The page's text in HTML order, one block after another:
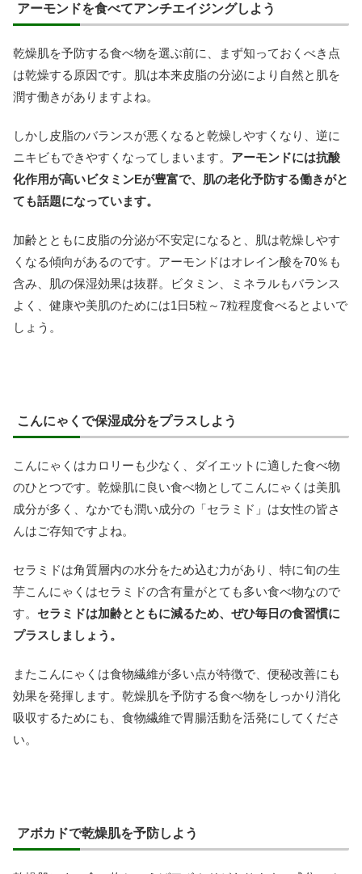
アーモンドを食べてアンチエイジングしよう
乾燥肌を予防する食べ物を選ぶ前に、まず知っておくべき点
は乾燥する原因です。肌は本来皮脂の分泌により自然と肌を
潤す働きがありますよね。
しかし皮脂のバランスが悪くなると乾燥しやすくなり、逆に
ニキビもできやすくなってしまいます。 アーモンドには抗酸
化作用が高いビタミンEが豊富で、肌の老化予防する働きがと
ても話題になっています。
加齢とともに皮脂の分泌が不安定になると、肌は乾燥しやす
くなる傾向があるのです。アーモンドはオレイン酸を70％も
含み、肌の保湿効果は抜群。ビタミン、ミネラルもバランス
よく、健康や美肌のためには1日5粒～7粒程度食べるとよいで
しょう。
こんにゃくで保湿成分をプラスしよう
こんにゃくはカロリーも少なく、ダイエットに適した食べ物
のひとつです。乾燥肌に良い食べ物としてこんにゃくは美肌
成分が多く、なかでも潤い成分の「セラミド」は女性の皆さ
んはご存知ですよね。
セラミドは角質層内の水分をため込む力があり、特に旬の生
芋こんにゃくはセラミドの含有量がとても多い食べ物なので
す。 セラミドは加齢とともに減るため、ぜひ毎日の食習慣に
プラスしましょう。
またこんにゃくは食物繊維が多い点が特徴で、便秘改善にも
効果を発揮します。乾燥肌を予防する食べ物をしっかり消化
吸収するためにも、食物繊維で胃腸活動を活発にしてくださ
い。
アボカドで乾燥肌を予防しよう